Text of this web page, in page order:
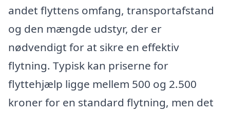
andet flyttens omfang, transportafstand
og den mængde udstyr, der er
nødvendigt for at sikre en effektiv
flytning. Typisk kan priserne for
flyttehjælp ligge mellem 500 og 2.500
kroner for en standard flytning, men det